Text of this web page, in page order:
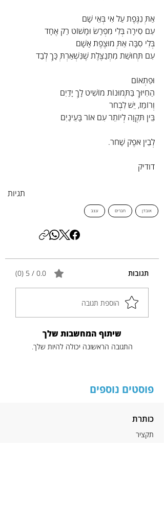
אַתְּ נִגֶּפֶת עַל אִי בְּאֵי שָׁם
עִם סִירָה בְּלִי מִפְרָשׂ וּמָשׁוֹט רַק אֶחָד
בְּלִי סִבָּה אַתְּ מוּצֶפֶת אָשָׁם
עִם תְּחוּשַׁת מִתְנַצֶּלֶת שֶׁנִּשְׁאַרְתְּ כָּךְ לְבַד
וּפִתְאוֹם
הַחִיּוּךְ בַּתְּמוּנוֹת מוֹשִׁיט לָךְ יָדַיִם
וְרוֹמֵז, יֵשׁ לִבְחֹר
בֵּין תִּקְוָה לְיוֹתֵר עִם אוֹר בָּעֵינַיִם
לְבֵין אֹפֶק שָׁחֹר.
דודיק
תגיות
אובדן חברים עצב
תגובות 0.0 / 5 ‏(0)
הוספת תגובה
שיתוף המחשבות שלך
התגובה הראשונה יכולה להיות שלך.
פוסטים נוספים
כותרת
תקציר